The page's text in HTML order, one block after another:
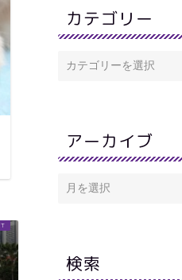
2011年9
カテゴリー
アーカイブ
検索